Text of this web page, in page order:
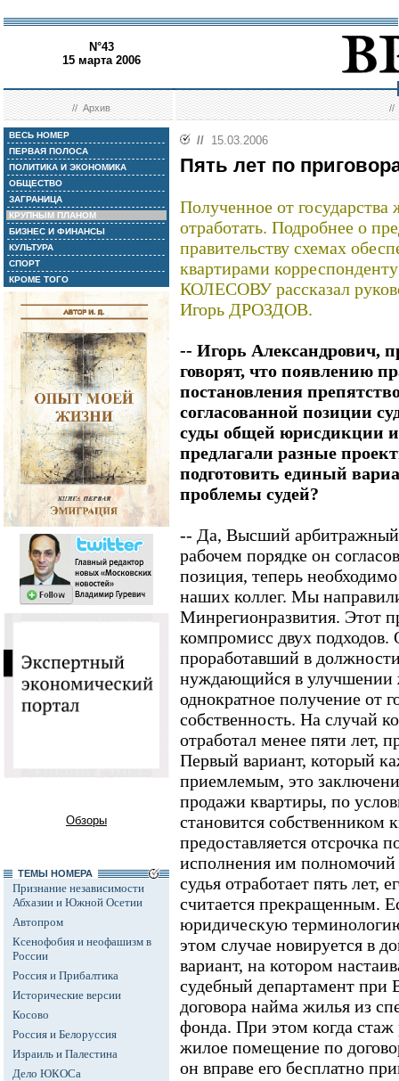
N°43
15 марта 2006
//Архив //
ВЕСЬ НОМЕР
ПЕРВАЯ ПОЛОСА
ПОЛИТИКА И ЭКОНОМИКА
ОБЩЕСТВО
ЗАГРАНИЦА
КРУПНЫМ ПЛАНОМ
БИЗНЕС И ФИНАНСЫ
КУЛЬТУРА
СПОРТ
КРОМЕ ТОГО
Обзоры
ТЕМЫ НОМЕРА
Признание независимости
Абхазии и Южной Осетии
Автопром
Ксенофобия и неофашизм в
России
Россия и Прибалтика
Исторические версии
Косово
Россия и Белоруссия
Израиль и Палестина
Дело ЮКОСа
// 15.03.2006
Пять лет по
Полученное от
отработать. Подробнее о
правительству схемах
квартирами
КОЛЕСОВУ рассказал
Игорь ДРОЗДОВ.
-- Игорь Александрович,
говорят, что появлению
постановления
согласованной позиции
суды общей юрисдикции
предлагали разные
подготовить единый
проблемы судей?
-- Да, Высший арбитражный
рабочем порядке он
позиция, теперь
наших коллег. Мы
Минрегионразвития. Этот
компромисс двух
проработавший в
нуждающийся в улучшении
однократное получение от
собственность. На случай
отработал менее пяти лет,
Первый вариант, который
приемлемым, это
продажи квартиры, по
становится собственником
предоставляется отсрочка
исполнения им полномочий
судья отработает пять лет,
считается прекращенным.
юридическую
этом случае новируется в
вариант, на котором
судебный департамент
договора найма жилья из
фонда. При этом когда
жилое помещение по
он вправе его бесплатно